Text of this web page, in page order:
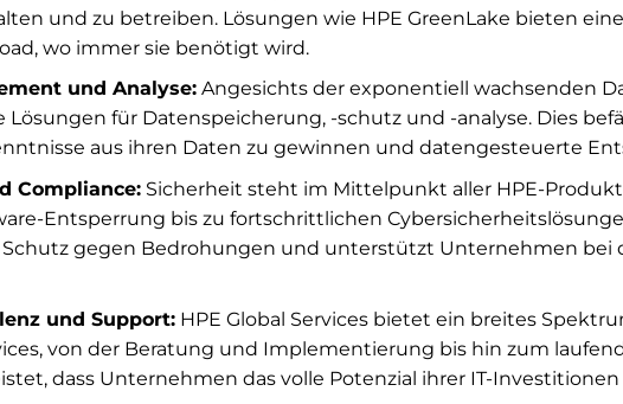
und zu betreiben. Lösungen wie HPE GreenLake bieten eine
wo immer sie benötigt wird.
und Analyse:Angesichts der exponentiell wachsenden
für Datenspeicherung, -schutz und -analyse. Dies
aus ihren Daten zu gewinnen und datengesteuerte
Compliance:Sicherheit steht im Mittelpunkt aller HPE-
Entsperrung bis zu fortschrittlichen
gegen Bedrohungen und unterstützt Unternehmen bei
und Support:HPE Global Services bietet ein breites
von der Beratung und Implementierung bis hin zum
dass Unternehmen das volle Potenzial ihrer IT-